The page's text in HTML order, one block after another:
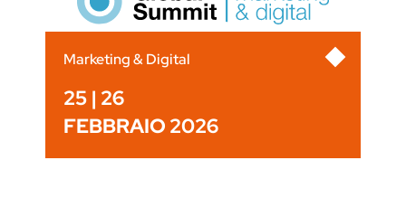
Marketing & Digital
25 | 26
FEBBRAIO 2026